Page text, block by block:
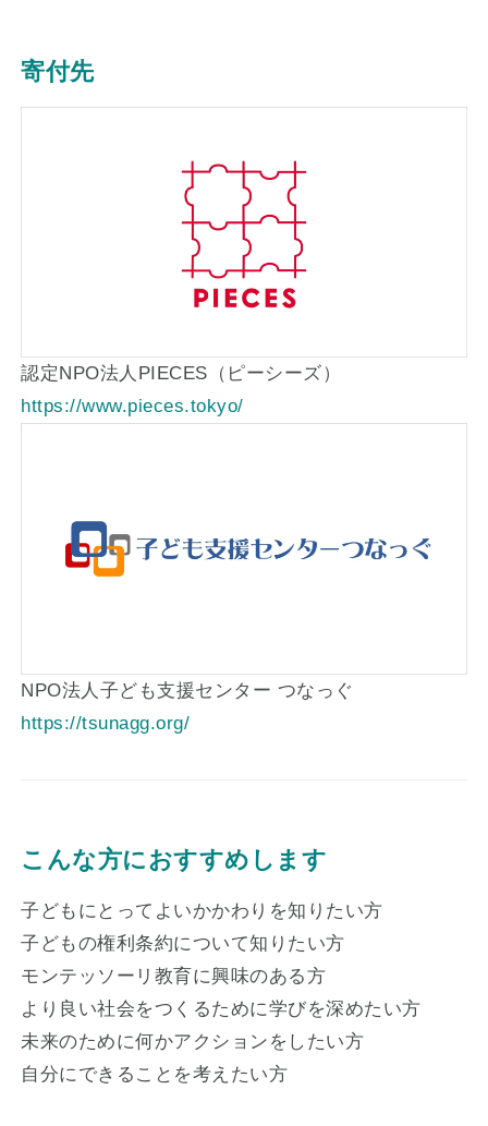
寄付先
認定NPO法人PIECES（ピーシーズ）
https://www.pieces.tokyo/
NPO法人子ども支援センター つなっぐ
https://tsunagg.org/
こんな方におすすめします
子どもにとってよいかかわりを知りたい方
子どもの権利条約について知りたい方
モンテッソーリ教育に興味のある方
より良い社会をつくるために学びを深めたい方
未来のために何かアクションをしたい方
自分にできることを考えたい方